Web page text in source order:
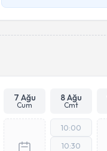
7 Ağu
Cum
8 Ağu
Cmt
10:00
10:30